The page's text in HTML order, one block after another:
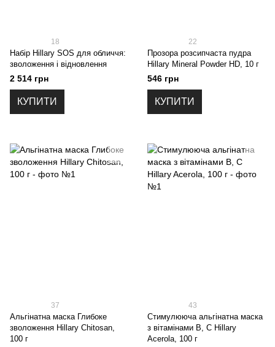
18
Набір Hillary SOS для обличчя:
зволоження і відновлення
2 514 грн
КУПИТИ
22
Прозора розсипчаста пудра
Hillary Mineral Powder HD, 10 г
546 грн
КУПИТИ
37
Альгінатна маска Глибоке
зволоження Hillary Chitosan,
100 г
43
Стимулююча альгінатна маска
з вітамінами В, C Hillary
Acerola, 100 г